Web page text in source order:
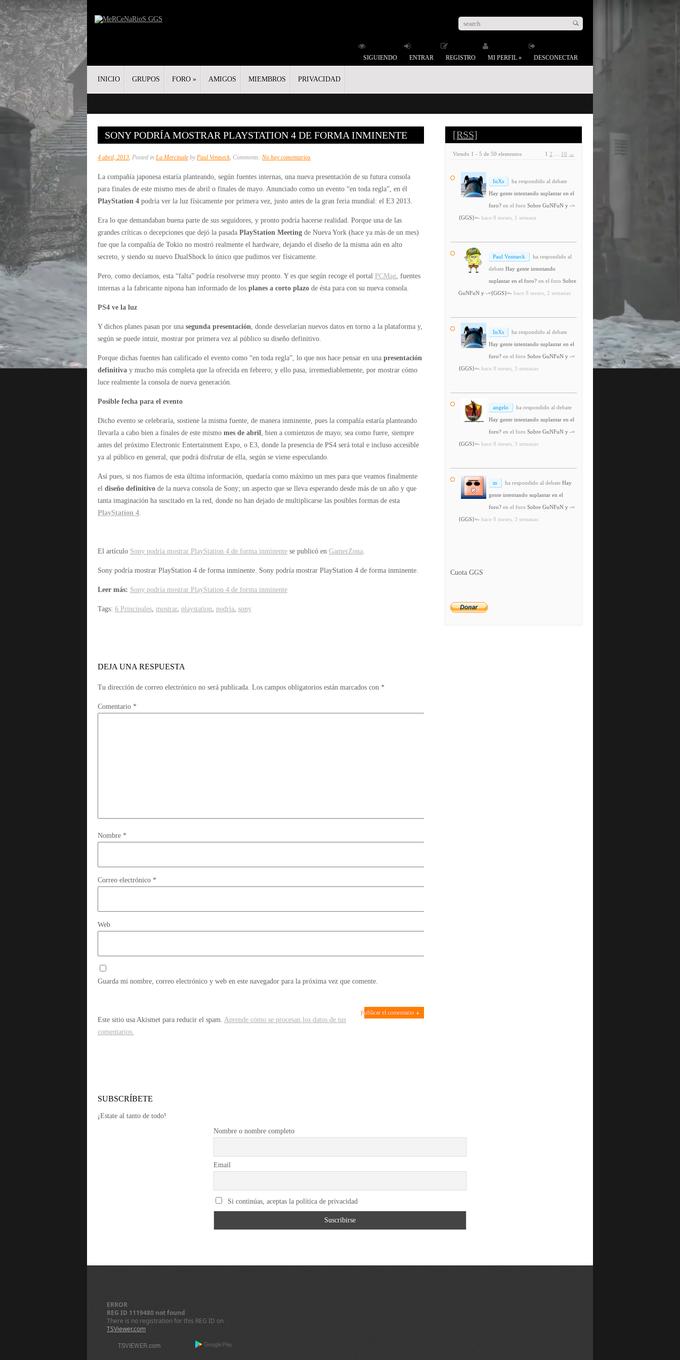
SIGUIENDO ENTRAR REGISTRO MI PERFIL » DESCONECTAR
INICIO GRUPOS FORO » AMIGOS MIEMBROS PRIVACIDAD
SONY PODRÍA MOSTRAR PLAYSTATION 4 DE FORMA INMINENTE
4 abril, 2013, Posted in La Mercinale byPaul Ventseck, Comments: No hay comentariosen
podría
mostrar
PlayStation
4
de
forma
inminente
La compañía japonesa estaría planteando, según fuentes internas, una nueva presentación de su futura consola
para finales de este mismo mes de abril o finales de mayo. Anunciado como un evento “en toda regla”, en él
PlayStation 4 podría ver la luz físicamente por primera vez, justo antes de la gran feria mundial: el E3 2013.
Era lo que demandaban buena parte de sus seguidores, y pronto podría hacerse realidad. Porque una de las
grandes críticas o decepciones que dejó la pasada PlayStation Meeting de Nueva York (hace ya más de un mes)
fue que la compañía de Tokio no mostró realmente el hardware, dejando el diseño de la misma aún en alto
secreto, y siendo su nuevo DualShock lo único que pudimos ver físicamente.
Pero, como decíamos, esta “falta” podría resolverse muy pronto. Y es que según recoge el portal PCMag, fuentes
internas a la fabricante nipona han informado de los planes a corto plazo de ésta para con su nueva consola.
PS4 ve la luz
Y dichos planes pasan por una segunda presentación, donde desvelarían nuevos datos en torno a la plataforma y,
según se puede intuir, mostrar por primera vez al público su diseño definitivo.
Porque dichas fuentes han calificado el evento como “en toda regla”, lo que nos hace pensar en una presentación
definitiva y mucho más completa que la ofrecida en febrero; y ello pasa, irremediablemente, por mostrar cómo
luce realmente la consola de nueva generación.
Posible fecha para el evento
Dicho evento se celebraría, sostiene la misma fuente, de manera inminente, pues la compañía estaría planteando
llevarla a cabo bien a finales de este mismo mes de abril, bien a comienzos de mayo; sea como fuere, siempre
antes del próximo Electronic Entertainment Expo, o E3, donde la presencia de PS4 será total e incluso accesible
ya al público en general, que podrá disfrutar de ella, según se viene especulando.
Así pues, si nos fiamos de esta última información, quedaría como máximo un mes para que veamos finalmente
el diseño definitivo de la nueva consola de Sony; un aspecto que se lleva esperando desde más de un año y que
tanta imaginación ha suscitado en la red, donde no han dejado de multiplicarse las posibles formas de esta
PlayStation 4.
El artículo Sony podría mostrar PlayStation 4 de forma inminente se publicó en GamerZona.
Sony podría mostrar PlayStation 4 de forma inminente. Sony podría mostrar PlayStation 4 de forma inminente.
Leer más: Sony podría mostrar PlayStation 4 de forma inminente
Tags: 6 Principales, mostrar, playstation, podría, sony
DEJA UNA RESPUESTA
Tu dirección de correo electrónico no será publicada. Los campos obligatorios están marcados con *
Comentario *
Nombre *
Correo electrónico *
Web
Guarda mi nombre, correo electrónico y web en este navegador para la próxima vez que comente.
Este sitio usa Akismet para reducir el spam. Aprende cómo se procesan los datos de tus
comentarios.
[RSS]
Viendo 1 - 5 de 50 elementos 1 2 10 →
InXs
ha respondido al debate
Hay gente intentando suplantar en el
foro? en el foro Sobre GuNFuN y -=
{GGS}=- hace 8 meses, 1 semana
Paul Ventseck
ha respondido al
debate Hay gente intentando
suplantar en el foro? en el foro Sobre
GuNFuN y -={GGS}=- hace 8 meses, 2 semanas
InXs
ha respondido al debate
Hay gente intentando suplantar en el
foro? en el foro Sobre GuNFuN y -=
{GGS}=- hace 8 meses, 3 semanas
angelo
ha respondido al debate
Hay gente intentando suplantar en el
foro? en el foro Sobre GuNFuN y -=
{GGS}=- hace 8 meses, 3 semanas
m ha respondido al debate Hay
gente intentando suplantar en el
foro? en el foro Sobre GuNFuN y -=
{GGS}=- hace 8 meses, 3 semanas
Cuota GGS
SUBSCRÍBETE
¡Estate al tanto de todo!
Nombre o nombre completo
Email
Si continúas, aceptas la política de privacidad
ERROR
REG ID 1119480 not found
There is no registration for this REG ID on
TSViewer.com